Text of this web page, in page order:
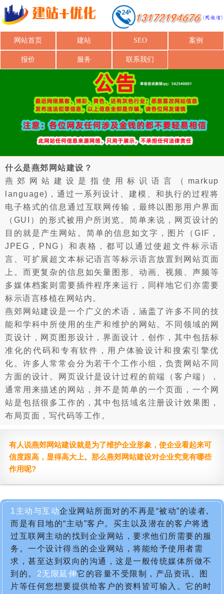
网站首页 建站 SEO 案例
报价 服务 联系我们
什么是燕郊网站建设？
燕郊网站建设是指使用标识语言（markup
language)，通过一系列设计、建模、和执行的过程将
电子格式的信息通过互联网传输，最终以图形用户界面
（GUI）的形式被用户所浏览。简单来说，网页设计的
目的就是产生网站。简单的信息如文字，图片（GIF，
JPEG，PNG）和表格，都可以通过使超文件标示语
言、可扩展超文本标记语言等标示语言放置到网站页面
上。而更复杂的信息如矢量图形、动画、视频、声频等
多媒体档案则需要插件程序来运行，同样地它们亦需要
标示语言移植在网站内。
燕郊网站建设是一个广义的术语，涵盖了许多不同的技
能和学科中所使用的生产和维护的网站。不同领域的网
页设计，网页图形设计，界面设计，创作，其中包括标
准化的代码和专有软件，用户体验设计和搜索引擎优
化。许多人常常会分为若干个工作小组，负责网站不同
方面的设计。网页设计是设计过程的前端（客户端），
通常用来描述的网站，并不是简单的一个页面，一个网
站是包括很多工作的，其中包括域名注册设计效果图，
布局页面，写代码等工作。
有人说燕郊网站建设就是为了维护企业形象，使企业看起来可
信度跟高，显得高大上。那么燕郊网站建设对企业究竟有哪些
作用呢?
1主动与互动企业网站所面对的不再是“被动”的读者,
而是有目地的“主动”客户。买主以及潜在的客户将透
过互联网主动的找到企业网站，要求他们所需要的服
务。一个设计得当的企业网站，将能给予使用者需
求，甚至达到双向的沟通，这是一般传统媒体所做不
到的。 2无限延伸它的容量不受限制，产品资讯、图
片等任何您想要提供给客户的资料皆可输入。它的时